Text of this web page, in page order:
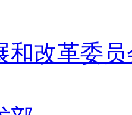
和改革委